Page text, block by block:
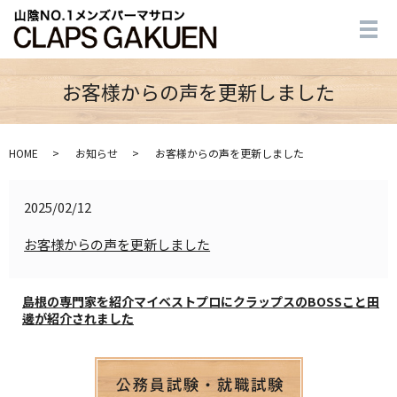
メ
お客様からの声を更新しました
HOME お知らせ お客様からの声を更新しました
2025/02/12
お客様からの声を更新しました
島根の専門家を紹介マイベストプロにクラップスのBOSSこと田
邊が紹介されました